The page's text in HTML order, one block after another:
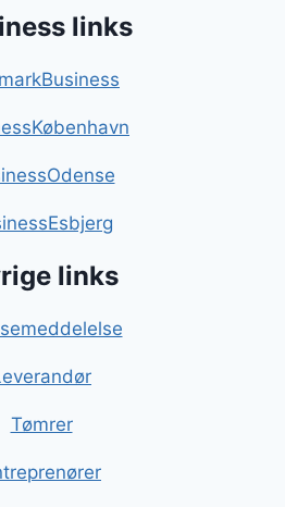
links
links
Tømrer